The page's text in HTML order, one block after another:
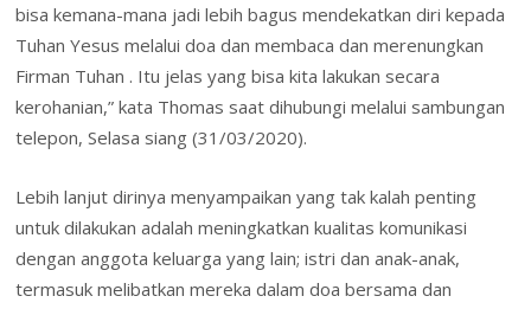
bisa kemana-mana jadi lebih bagus mendekatkan diri kepada
Tuhan Yesus melalui doa dan membaca dan merenungkan
Firman Tuhan . Itu jelas yang bisa kita lakukan secara
kerohanian,” kata Thomas saat dihubungi melalui sambungan
telepon, Selasa siang (31/03/2020).
Lebih lanjut dirinya menyampaikan yang tak kalah penting
untuk dilakukan adalah meningkatkan kualitas komunikasi
dengan anggota keluarga yang lain; istri dan anak-anak,
termasuk melibatkan mereka dalam doa bersama dan